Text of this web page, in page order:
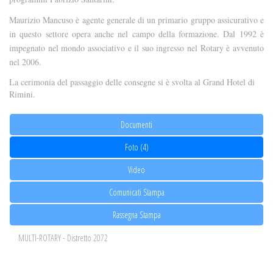
Maurizio Mancuso è agente generale di un primario gruppo assicurativo e
in questo settore opera anche nel campo della formazione. Dal 1992 è
impegnato nel mondo associativo e il suo ingresso nel Rotary è avvenuto
nel 2006.
La cerimonia del passaggio delle consegne si è svolta al Grand Hotel di
Rimini.
Documenti
Foto (4)
Video
Comunicati Stampa
Rassegna Stampa
MULTI-ROTARY - Distretto 2072